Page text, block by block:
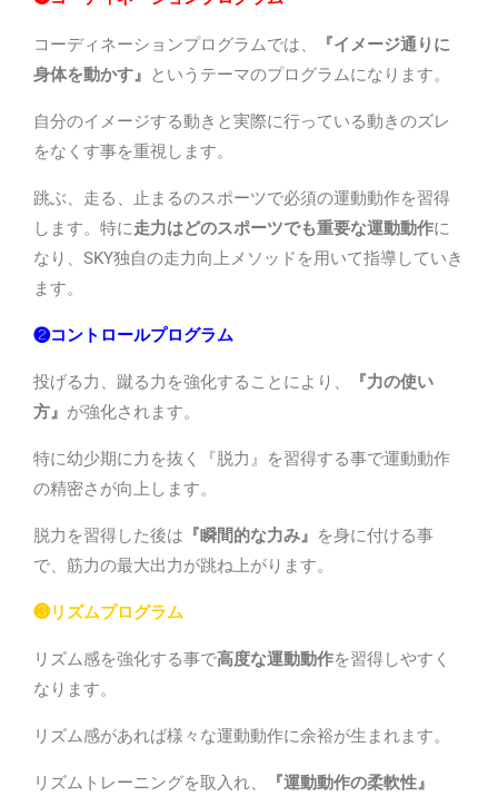
コーディネーションプログラムでは、
『イメージ通りに
身体を動かす』 というテーマのプログラムになります。
自分のイメージする動きと実際に行っている動きのズレ
をなくす事を重視します。
跳ぶ、走る、止まるのスポーツで必須の運動動作を習得
します。特に走力はどのスポーツでも重要な運動動作に
なり、 SKY独自の走力向上メソッドを用いて指導していき
ます。
❷コントロールプログラム
投げる力、蹴る力を強化することにより、
『力の使い
方』 が強化されます。
特に幼少期に力を抜く『脱力』を習得する事で運動動作
の精密さが向上します。
脱力を習得した後は 『瞬間的な力み』 を身に付ける事
で、筋力の最大出力が跳ね上がります。
❸リズムプログラム
リズム感を強化する事で高度な運動動作を習得しやすく
なります。
リズム感があれば様々な運動動作に余裕が生まれます。
リズムトレーニングを取入れ、
『運動動作の柔軟性』